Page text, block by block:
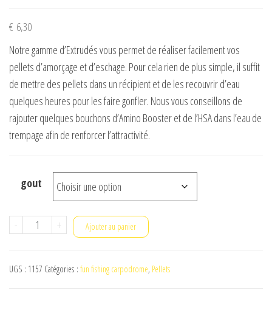
€ 6,30
Notre gamme d’Extrudés vous permet de réaliser facilement vos
pellets d’amorçage et d’eschage. Pour cela rien de plus simple, il suffit
de mettre des pellets dans un récipient et de les recouvrir d’eau
quelques heures pour les faire gonfler. Nous vous conseillons de
rajouter quelques bouchons d’Amino Booster et de l’HSA dans l’eau de
trempage afin de renforcer l’attractivité.
gout
-
quantité
extrudés
+ Ajouter au panier
UGS : 1157 Catégories : fun fishing carpodrome, Pellets